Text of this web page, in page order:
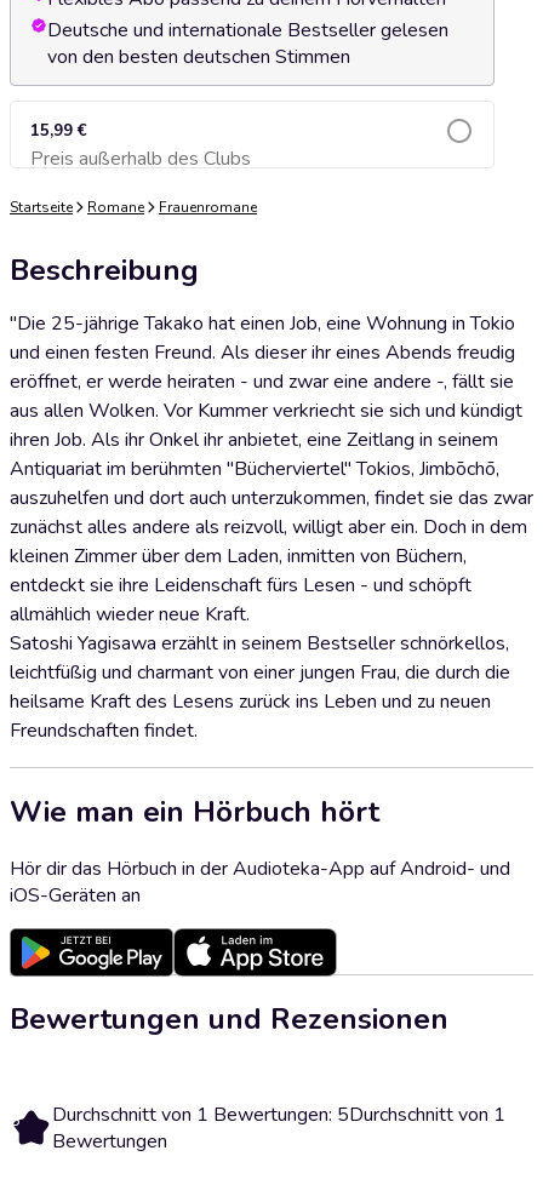
Deutsche und internationale Bestseller gelesen
von den besten deutschen Stimmen
15,99 €
Preis außerhalb des ClubsZum Warenkorb hinzufügen
Startseite Romane Frauenromane
Beschreibung
"Die 25-jährige Takako hat einen Job, eine Wohnung in Tokio
und einen festen Freund. Als dieser ihr eines Abends freudig
eröffnet, er werde heiraten - und zwar eine andere -, fällt sie
aus allen Wolken. Vor Kummer verkriecht sie sich und kündigt
ihren Job. Als ihr Onkel ihr anbietet, eine Zeitlang in seinem
Antiquariat im berühmten "Bücherviertel" Tokios, Jimbōchō,
auszuhelfen und dort auch unterzukommen, findet sie das zwar
zunächst alles andere als reizvoll, willigt aber ein. Doch in dem
kleinen Zimmer über dem Laden, inmitten von Büchern,
entdeckt sie ihre Leidenschaft fürs Lesen - und schöpft
allmählich wieder neue Kraft.
Satoshi Yagisawa erzählt in seinem Bestseller schnörkellos,
leichtfüßig und charmant von einer jungen Frau, die durch die
heilsame Kraft des Lesens zurück ins Leben und zu neuen
Freundschaften findet.
Wie man ein Hörbuch hört
Hör dir das Hörbuch in der Audioteka-App auf Android- und
iOS-Geräten an
Bewertungen und Rezensionen
5 Durchschnitt von 1 Bewertungen: 5Durchschnitt von 1
Bewertungen